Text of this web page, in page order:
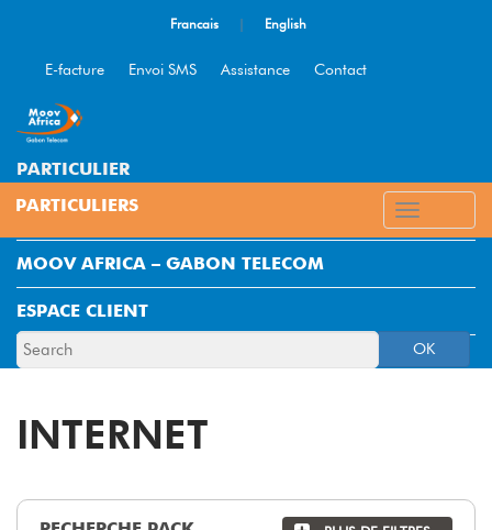
Francais | English
E-facture Envoi SMS Assistance Contact
PARTICULIER
ENTREPRISE
MOOV AFRICA – GABON TELECOM
ESPACE CLIENT
OK
INTERNET